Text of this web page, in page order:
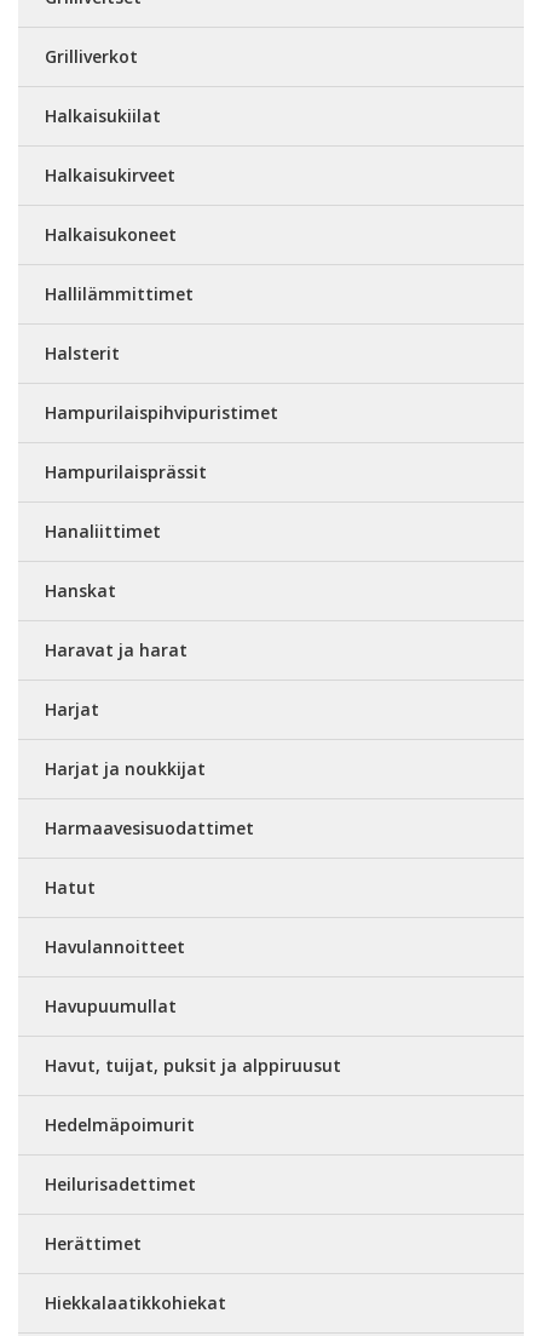
Grilliverkot
Halkaisukiilat
Halkaisukirveet
Halkaisukoneet
Hallilämmittimet
Halsterit
Hampurilaispihvipuristimet
Hampurilaisprässit
Hanaliittimet
Hanskat
Haravat ja harat
Harjat
Harjat ja noukkijat
Harmaavesisuodattimet
Hatut
Havulannoitteet
Havupuumullat
Havut, tuijat, puksit ja alppiruusut
Hedelmäpoimurit
Heilurisadettimet
Herättimet
Hiekkalaatikkohiekat